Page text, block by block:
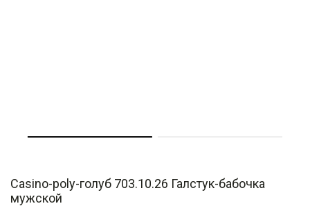
Casino-poly-голуб 703.10.26 Галстук-бабочка
мужской